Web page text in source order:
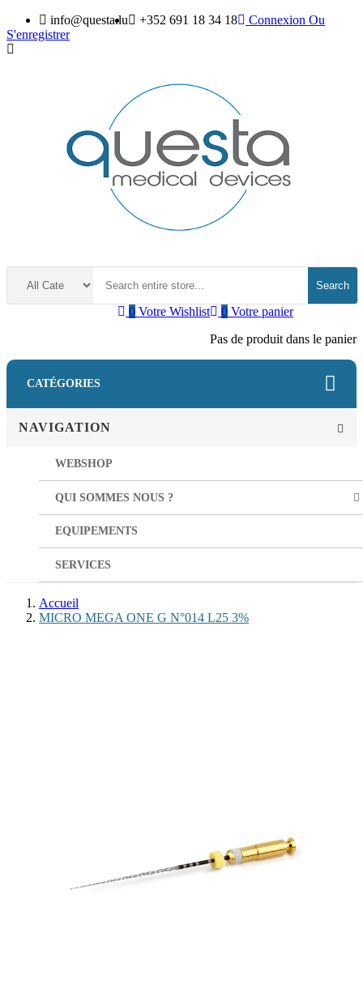
info@questa.lu +352 691 18 34 18 Connexion Ou
S'enregistrer
Search
0 Votre panier
Pas de produit dans le panier
0 Votre Wishlist
CATÉGORIES
NAVIGATION
WEBSHOP
QUI SOMMES NOUS ?
EQUIPEMENTS
SERVICES
Accueil
MICRO MEGA ONE G N°014 L25 3%